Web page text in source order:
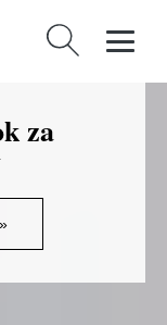
Hľadať:
za